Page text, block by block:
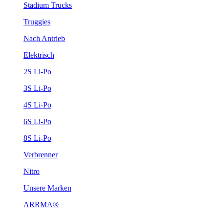
Stadium Trucks
Truggies
Nach Antrieb
Elektrisch
2S Li-Po
3S Li-Po
4S Li-Po
6S Li-Po
8S Li-Po
Verbrenner
Nitro
Unsere Marken
ARRMA®